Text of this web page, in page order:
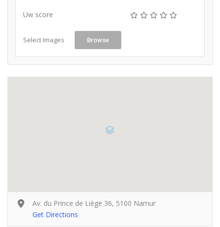
Uw score
Select Images Browse
Av. du Prince de Liège 36, 5100 Namur
Get Directions